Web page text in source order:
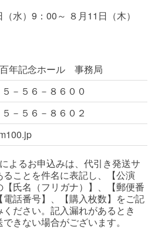
水）9：00～ ８月11日（木）
年記念ホール 事務局
－５６－８６００
－５６－８６０２
よるお申込みは、代引き発送サ
ことを件名に表記し、【公演
氏名（フリガナ）】、【郵便番
話番号】、【購入枚数】をご記
ださい。記入漏れがあるとき
きない場合がございます。